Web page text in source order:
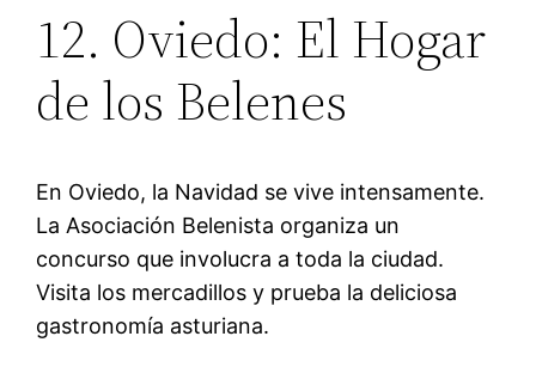
12. Oviedo: El Hogar
de los Belenes
En Oviedo, la Navidad se vive intensamente.
La Asociación Belenista organiza un
concurso que involucra a toda la ciudad.
Visita los mercadillos y prueba la deliciosa
gastronomía asturiana.